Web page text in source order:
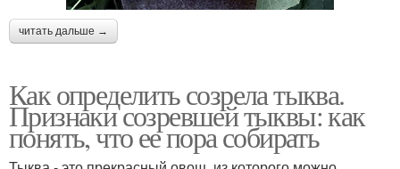
читать дальше →
Как определить созрела тыква.
Признаки созревшей тыквы: как
понять, что ее пора собирать